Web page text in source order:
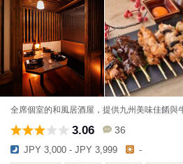
全席個室的和風居酒屋，提供九州美味佳餚與
3.06 36
JPY 3,000 - JPY 3,999 -